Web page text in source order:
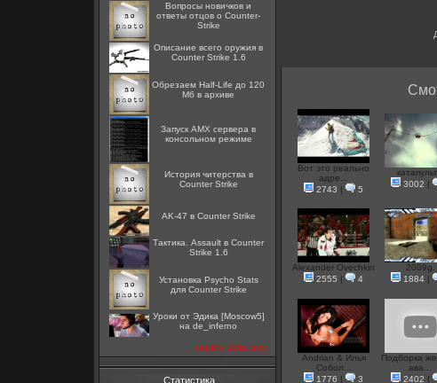
Вопросы новичков и
ответы отцов о Counter-
Strike
Описание всего оружия в
Counter Strike 1.6
Обрезаем Half-Life до 120
Мб в архиве
Запуск AMX сервера в
консольном режиме
История читерства в
Counter Strike
AK-47 в Counter Strike
Тактика. Assault в Counter
Strike 1.6
Установка Psycho Stats
для Counter Strike
Уроки от Эдика [Moscow5]
на de_inferno
посмотреть все
Статистика
Вот это реально
адре...
2743 | 5
3002 |
Alexander Ovechkin
2555 | 4
2009g.
1884|
Andrian & Илья
Собол...
1776 | 3
Подборка
ава...
2402 |